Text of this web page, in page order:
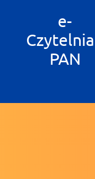
e-
Czytelnia
PAN